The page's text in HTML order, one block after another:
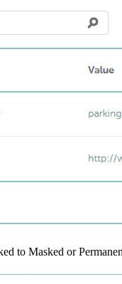
to Masked or